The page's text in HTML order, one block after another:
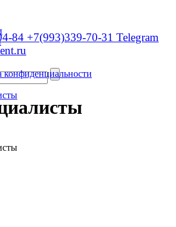
конфиденциальности
84 +7(993)339-70-31 Telegram